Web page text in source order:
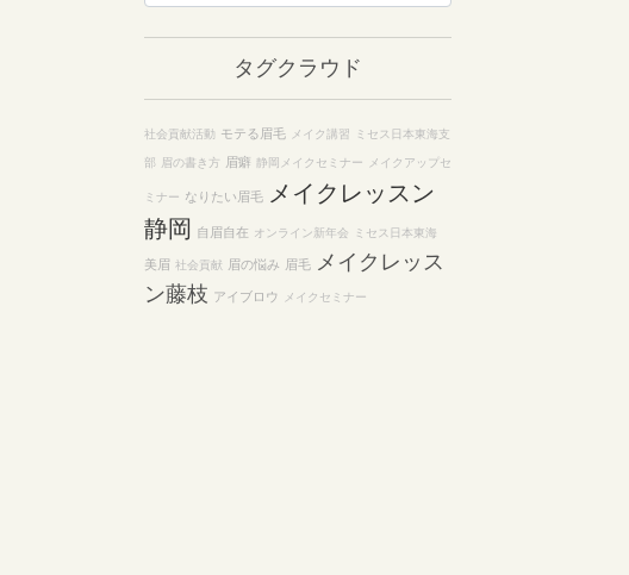
タグクラウド
社会貢献活動 モテる眉毛 メイク講習 ミセス日本東海支
部 眉の書き方 眉癖 静岡メイクセミナー メイクアップセ
ミナー なりたい眉毛
メイクレッスン
静岡 自眉自在 オンライン新年会 ミセス日本東海
美眉 社会貢献 眉の悩み 眉毛
メイクレッス
ン藤枝 アイブロウ メイクセミナー